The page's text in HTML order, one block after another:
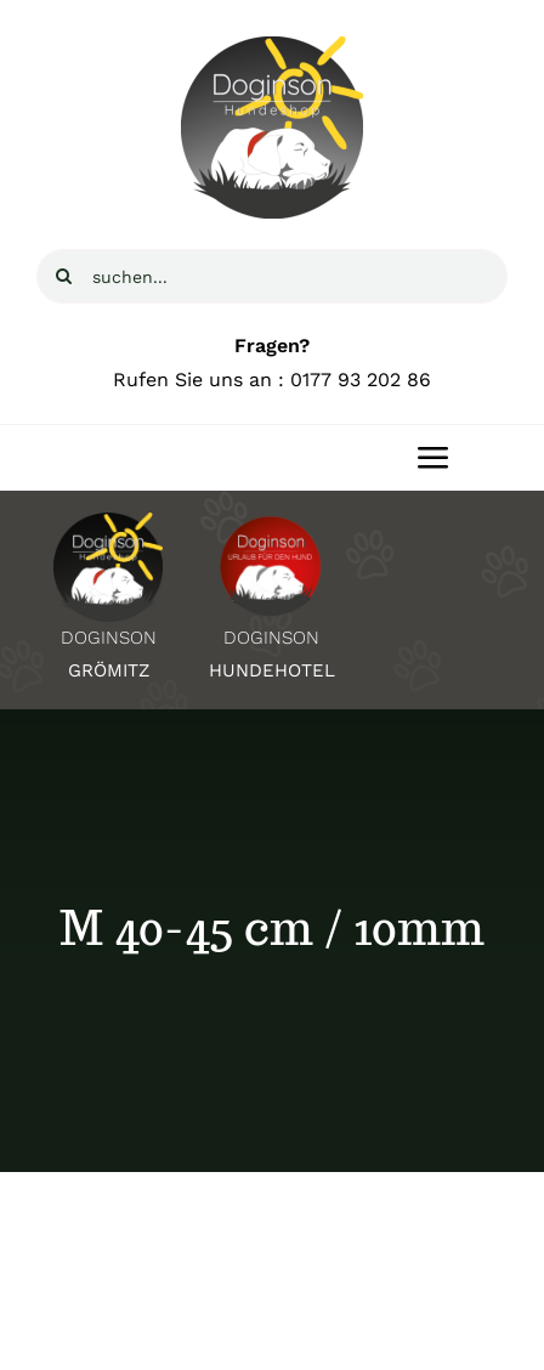
Suche
Fragen?
Rufen Sie uns an : 0177 93 202 86
Toggle
Home
Über Uns
DOGINSON
GRÖMITZ
DOGINSON
HUNDEHOTEL
M 40-45 cm / 10mm